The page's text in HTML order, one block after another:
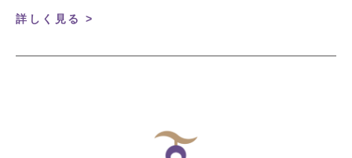
詳しく見る >